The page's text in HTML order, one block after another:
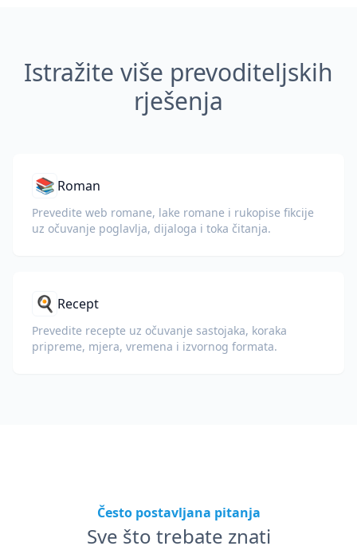
Istražite više prevoditeljskih
rješenja
📚 Roman
Prevedite web romane, lake romane i rukopise fikcije
uz očuvanje poglavlja, dijaloga i toka čitanja.
🍳 Recept
Prevedite recepte uz očuvanje sastojaka, koraka
pripreme, mjera, vremena i izvornog formata.
Često postavljana pitanja
Sve što trebate znati